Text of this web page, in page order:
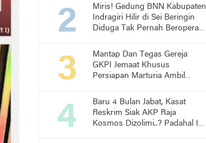
Miris! Gedung BNN Kabupaten
Indragiri Hilir di Sei Beringin
Diduga Tak Pernah Beroperasi,
Pemanfaatan Aset Negara
Mantap Dan Tegas Gereja
GKPI Jemaat Khusus
Persiapan Marturia Ambil
Pertama lebih Awal
Baru 4 Bulan Jabat, Kasat
Reskrim Siak AKP Raja
Kosmos Dizolimi..? Padahal Ini